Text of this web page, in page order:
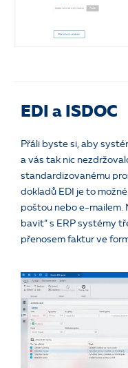
EDI a ISDOC
Přáli byste si, aby
a vás tak nic
standardizovanému
dokladů EDI je to
poštou nebo e-mailem.
bavit“ s ERP systémy
přenosem faktur ve